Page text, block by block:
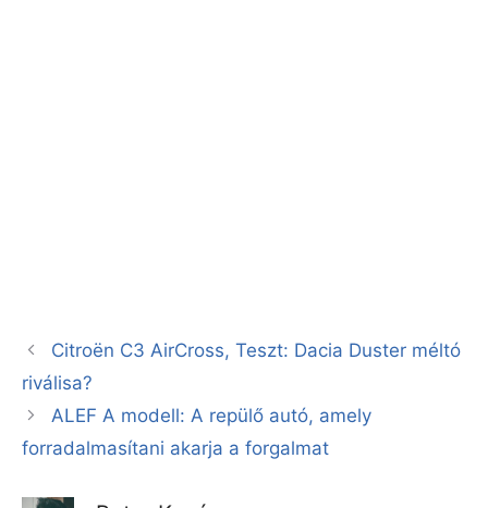
Citroën C3 AirCross, Teszt: Dacia Duster méltó
riválisa?
ALEF A modell: A repülő autó, amely
forradalmasítani akarja a forgalmat